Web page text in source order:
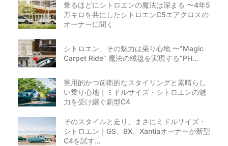
乗るほどにシトロエンの魔法は深まる 〜4年5
万キロを共にしたシトロエンC5エアクロスの
オーナーに聞く
シトロエン、その魅力は乗り心地 〜”Magic
Carpet Ride” 魔法の絨毯を実現する”PH…
実用的かつ前衛的なスタイリングと素晴らし
い乗り心地｜ミドルサイズ・シトロエンの魅
力を受け継ぐ新型C4
そのスタイルと走り、まさにミドルサイズ・
シトロエン｜GS、BX、Xantiaオーナーが新型
C4を試す…